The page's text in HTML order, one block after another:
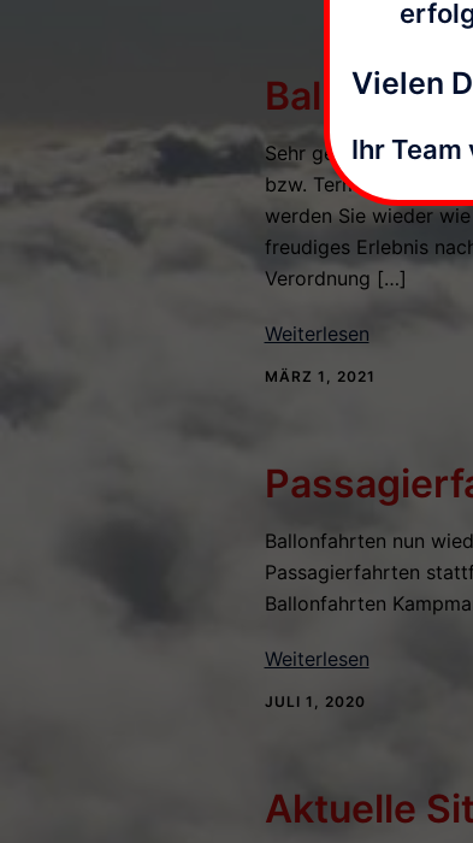
Sehr geehrte
bzw.
werden Sie wieder
freudiges Erlebnis
Verordnung […]
Weiterlesen
MÄRZ 1, 2021
Ballonfahrten nun
Passagierfahrten
Ballonfahrten
Weiterlesen
JULI 1, 2020
Aktuelle
Vielen
Ihr